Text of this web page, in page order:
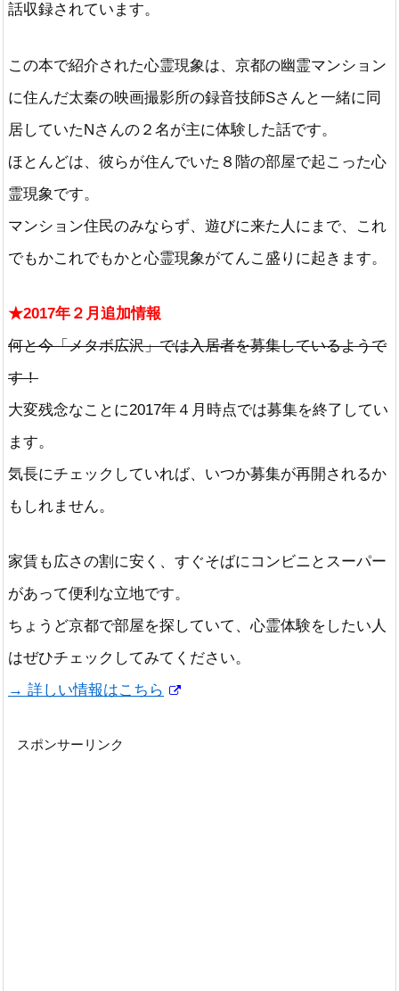
話収録されています。
この本で紹介された心霊現象は、京都の幽霊マンション
に住んだ太秦の映画撮影所の録音技師Sさんと一緒に同
居していたNさんの２名が主に体験した話です。
ほとんどは、彼らが住んでいた８階の部屋で起こった心
霊現象です。
マンション住民のみならず、遊びに来た人にまで、これ
でもかこれでもかと心霊現象がてんこ盛りに起きます。
★2017年２月追加情報
何と今「メタボ広沢」では入居者を募集しているようで
す！
大変残念なことに2017年４月時点では募集を終了してい
ます。
気長にチェックしていれば、いつか募集が再開されるか
もしれません。
家賃も広さの割に安く、すぐそばにコンビニとスーパー
があって便利な立地です。
ちょうど京都で部屋を探していて、心霊体験をしたい人
はぜひチェックしてみてください。
→ 詳しい情報はこちら
スポンサーリンク